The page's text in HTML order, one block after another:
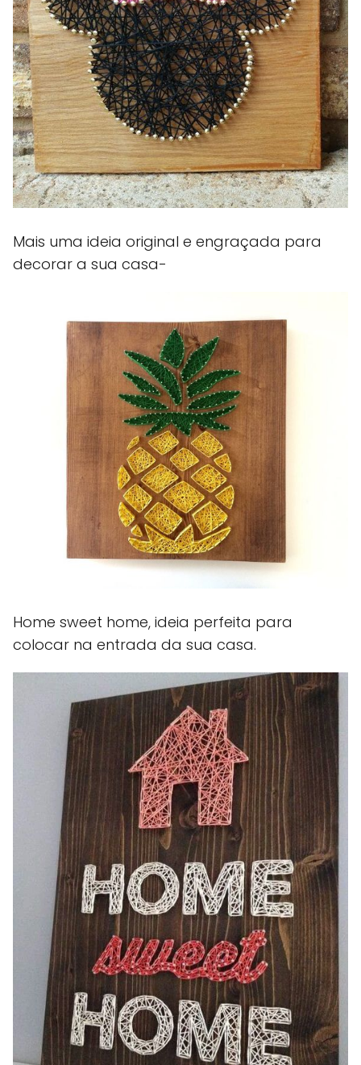
Mais uma ideia original e engraçada para
decorar a sua casa-
Home sweet home, ideia perfeita para
colocar na entrada da sua casa.